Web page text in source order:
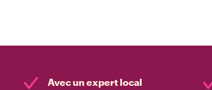
Avec un expert local